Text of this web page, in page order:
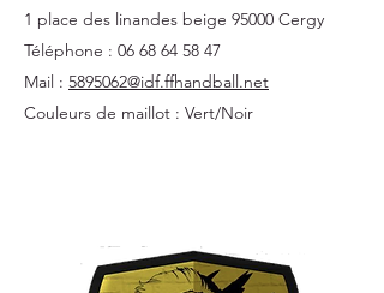
1 place des linandes beige 95000 Cergy
Téléphone : 06 68 64 58 47
Mail : 5895062@idf.ffhandball.net
Couleurs de maillot : Vert/Noir